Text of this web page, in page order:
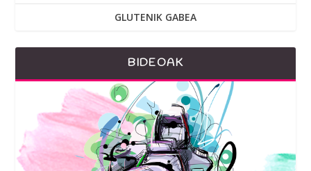
GLUTENIK GABEA
BIDEOAK